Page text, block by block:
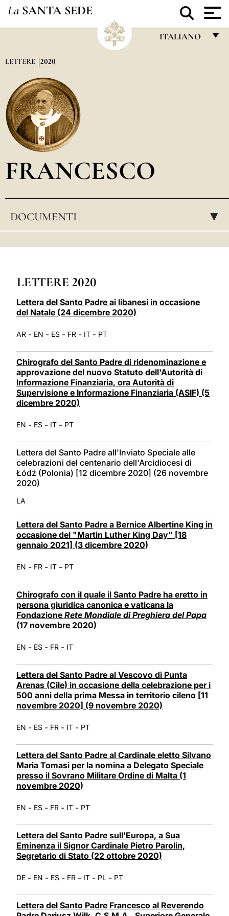
La SANTA SEDE
ITALIANO
العربيّة
LETTERE 2020
FRANCESCO
DOCUMENTI ▸
LETTERE 2020
Lettera del Santo Padre ai libanesi in occasione
del Natale (24 dicembre 2020)
AR - EN - ES - FR - IT - PT
Chirografo del Santo Padre di ridenominazione e
approvazione del nuovo Statuto dell'Autorità di
Informazione Finanziaria, ora Autorità di
Supervisione e Informazione Finanziaria (ASIF) (5
dicembre 2020)
EN - ES - IT - PT
Lettera del Santo Padre all'Inviato Speciale alle
celebrazioni del centenario dell'Arcidiocesi di
Łódź (Polonia) [12 dicembre 2020] (26 novembre
2020)
LA
Lettera del Santo Padre a Bernice Albertine King in
occasione del "Martin Luther King Day" [18
gennaio 2021] (3 dicembre 2020)
EN - FR - IT - PT
Chirografo con il quale il Santo Padre ha eretto in
persona giuridica canonica e vaticana la
Fondazione Rete Mondiale di Preghiera del Papa
(17 novembre 2020)
EN - ES - FR - IT
Lettera del Santo Padre al Vescovo di Punta
Arenas (Cile) in occasione della celebrazione per i
500 anni della prima Messa in territorio cileno [11
novembre 2020] (9 novembre 2020)
EN - ES - FR - IT - PT
Lettera del Santo Padre al Cardinale eletto Silvano
Maria Tomasi per la nomina a Delegato Speciale
presso il Sovrano Militare Ordine di Malta (1
novembre 2020)
EN - ES - FR - IT - PT
Lettera del Santo Padre sull'Europa, a Sua
Eminenza il Signor Cardinale Pietro Parolin,
Segretario di Stato (22 ottobre 2020)
DE - EN - ES - FR - IT - PL - PT
Lettera del Santo Padre Francesco al Reverendo